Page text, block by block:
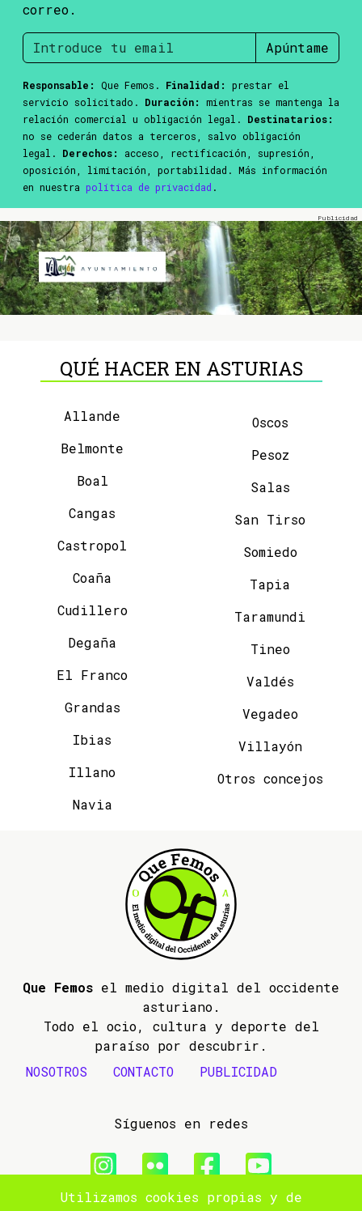
correo.
Apúntame
Responsable: Que Femos. Finalidad:
prestar el
servicio solicitado. Duración:
mientras se mantenga la
relación comercial u obligación legal. Destinatarios:
no se cederán datos a terceros, salvo obligación
legal. Derechos:
acceso, rectificación, supresión,
oposición, limitación, portabilidad. Más información
en nuestra política de privacidad .
QUÉ HACER EN ASTURIAS
Allande
Belmonte
Boal
Cangas
Castropol
Coaña
Cudillero
Degaña
El Franco
Grandas
Ibias
Illano
Navia
Oscos
Pesoz
Salas
San Tirso
Somiedo
Tapia
Taramundi
Tineo
Valdés
Vegadeo
Villayón
Otros concejos
Que Femos el medio digital del occidente
asturiano.
Todo el ocio, cultura y deporte del
paraíso por descubrir.
NOSOTROS
CONTACTO PUBLICIDAD
Síguenos en redes
Utilizamos cookies propias y de